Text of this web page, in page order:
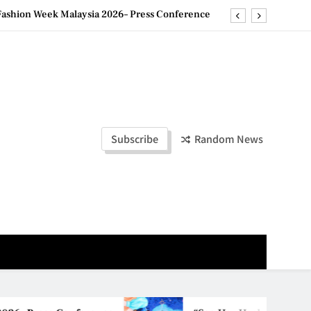
Week Malaysia 2026– Press Conference
Week Malaysia 2026– Press Conference
马来西亚妈妈提供分享剖腹产复原历程的空间
纪录 见证马来西亚房地产经纪行业蓬勃发展
Subscribe Random News